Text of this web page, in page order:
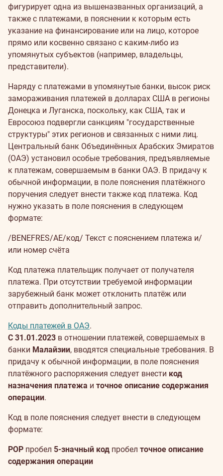
фигурирует одна из вышеназванных организаций, а
также с платежами, в пояснении к которым есть
указание на финансирование или на лицо, которое
прямо или косвенно связано с каким-либо из
упомянутых субъектов (например, владельцы,
представители).
Наряду с платежами в упомянутые банки, высок риск
замораживания платежей в долларах США в регионы
Донецка и Луганска, поскольку, как США, так и
Евросоюз подвергли санкциям "государственные
структуры" этих регионов и связанных с ними лиц.
Центральный банк Объединённых Арабских Эмиратов
(ОАЭ) установил особые требования, предъявляемые
к платежам, совершаемым в банки ОАЭ. В придачу к
обычной информации, в поле пояснения платёжного
поручения следует внести также код платежа. Код
нужно указать в поле пояснения в следующем
формате:
/BENEFRES/AE/код/ Текст с пояснением платежа и/
или номер счёта
Код платежа плательщик получает от получателя
платежа. При отсутствии требуемой информации
зарубежный банк может отклонить платёж или
отправить дополнительный запрос.
Коды платежей в ОАЭ.
С 31.01.2023 в отношении платежей, совершаемых в
банки Малайзии, вводятся специальные требования. В
придачу к обычной информации, в поле пояснения
платёжного распоряжения следует внести код
назначения платежа и точное описание содержания
операции.
Код в поле пояснения следует внести в следующем
формате:
POP пробел 5-значный код пробел точное описание
содержания операции